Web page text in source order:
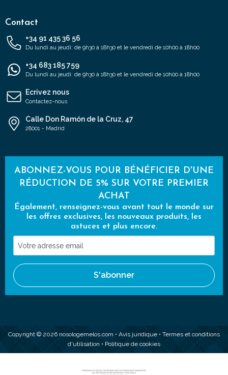
Contact
+34 91 435 36 56
Du lundi au jeudi: de 9h30 à 18h30 et le vendredi de 10h00 à 18h00
+34 683 185 759
Du lundi au jeudi: de 9h30 à 18h30 et le vendredi de 10h00 à 18h00
Ecrivez nous
Contactez-nous
Calle Don Ramón de la Cruz, 47
28001 - Madrid
ABONNEZ-VOUS POUR BÉNÉFICIER D'UNE
RÉDUCTION DE 5% SUR VOTRE PREMIER
ACHAT
Également, renseignez-vous avant tout le monde sur
les offres exclusives, les nouveaux produits, les
astuces et plus encore.
Votre
adresse
email
S'abonner
Copyright © 2026 nosologemelos.com • Avis juridique • Termes et conditions
d'utilisation • Politique de cookies